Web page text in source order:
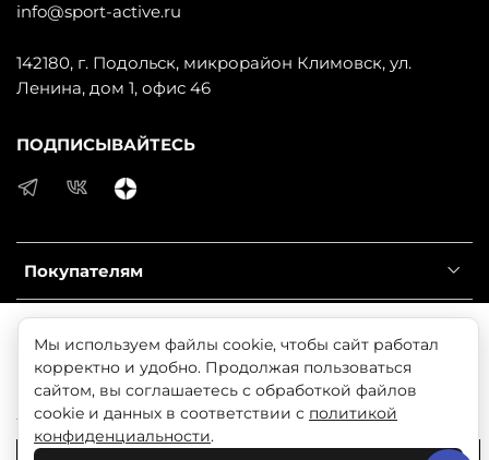
Покупателям
Справочник
info@sport-active.ru
142180, г. Подольск, микрорайон Климовск, ул.
Ленина, дом 1, офис 46
ПОДПИСЫВАЙТЕСЬ
© 2025 Любое использование контента без письменного
Продолжая использовать наш сайт, вы даете согласие
на обработку файлов cookie, которые обеспечивают
правильную работу сайта и соглашаетесь с нашей
Политикой безопасности
Мы используем файлы cookie, чтобы сайт работал
корректно и удобно. Продолжая пользоваться
сайтом, вы соглашаетесь с обработкой файлов
cookie и данных в соответствии с политикой
конфиденциальности.